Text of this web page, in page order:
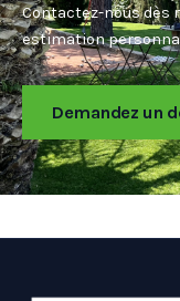
Contactez-nous dès
estimation
Demandez un